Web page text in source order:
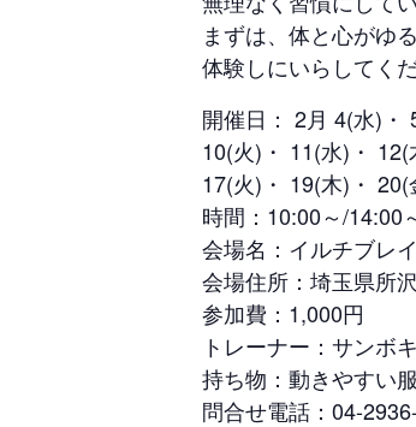
まずは、体と心がゆ
体験しにいらしてくだ
開催日： 2月 4(水)・
10(火)・ 11(水)・
17(火)・ 19(木)・
時間：10:00～/14:00
会場名：イルチブレ
会場住所：埼玉県所
参加費：1,000円
トレーナー：サンボ
持ち物：動きやすい
問合せ電話：04-